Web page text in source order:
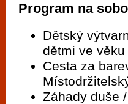
Program na
Dětský
dětmi ve
Cesta za
Záhady duše